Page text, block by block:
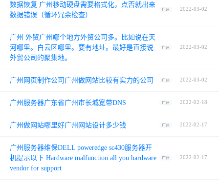
数据恢复 广州移动硬盘需要格式化，点否就出来
数据错误（循环冗余检查）
广州 2022-03-02
广州 外贸广州哪个地方外贸公司多。比如说在天
河哪里。白云区哪里。要有地址。最好是直接说
外贸公司的聚集地。
广州 2022-03-02
广州网页制作公司广州做网站比较有实力的公司 广州 2022-03-02
广州服务器广东省广州市长城宽带DNS 广州 2022-02-18
广州做网站哪里好广州网站设计多少钱 广州 2022-02-17
广州服务器维保DELL poweredge sc430服务器开
机提示以下 Hardware malfunction all you hardware
vendor for support
广州 2022-02-17